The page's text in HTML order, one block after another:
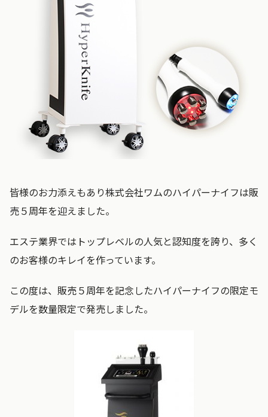
皆様のお力添えもあり株式会社ワムのハイパーナイフは販
売５周年を迎えました。
エステ業界ではトップレベルの人気と認知度を誇り、多く
のお客様のキレイを作っています。
この度は、販売５周年を記念したハイパーナイフの限定モ
デルを数量限定で発売しました。